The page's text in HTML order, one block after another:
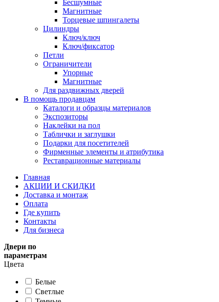
Бесшумные
Магнитные
Торцевые шпингалеты
Цилиндры
Ключ/ключ
Ключ/фиксатор
Петли
Ограничители
Упорные
Магнитные
Для раздвижных дверей
В помощь продавцам
Каталоги и образцы материалов
Экспозиторы
Наклейки на пол
Таблички и заглушки
Подарки для посетителей
Фирменные элементы и атрибутика
Реставрационные материалы
Главная
АКЦИИ И СКИДКИ
Доставка и монтаж
Оплата
Где купить
Контакты
Для бизнеса
Двери по
параметрам
Цвета
Белые
Светлые